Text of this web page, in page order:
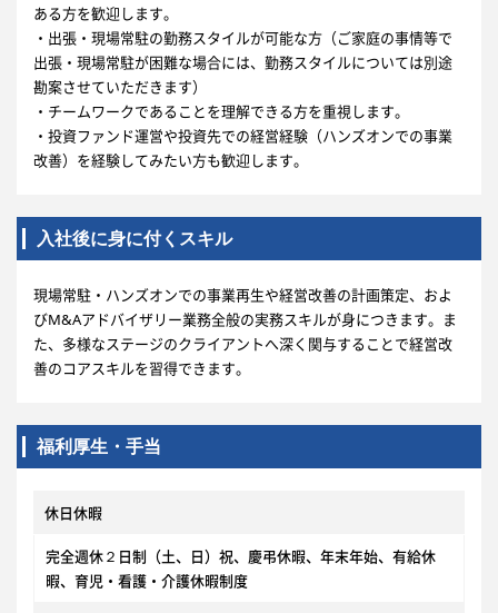
ある方を歓迎します。
・出張・現場常駐の勤務スタイルが可能な方（ご家庭の事情等で
出張・現場常駐が困難な場合には、勤務スタイルについては別途
勘案させていただきます）
・チームワークであることを理解できる方を重視します。
・投資ファンド運営や投資先での経営経験（ハンズオンでの事業
改善）を経験してみたい方も歓迎します。
入社後に身に付くスキル
現場常駐・ハンズオンでの事業再生や経営改善の計画策定、およ
びM&Aアドバイザリー業務全般の実務スキルが身につきます。ま
た、多様なステージのクライアントへ深く関与することで経営改
善のコアスキルを習得できます。
福利厚生・手当
休日休暇
完全週休２日制（土、日）祝、慶弔休暇、年末年始、有給休
暇、育児・看護・介護休暇制度